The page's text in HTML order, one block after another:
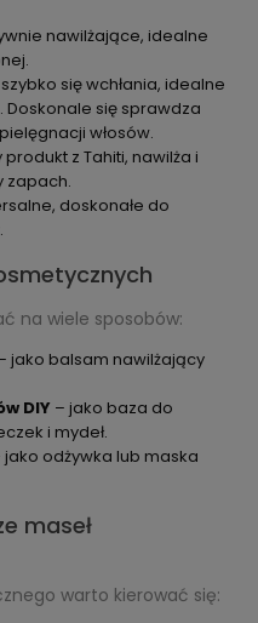
nawilżające, idealne
się wchłania, idealne
się sprawdza
włosów.
z Tahiti, nawilża i
zapach.
doskonałe do
na wiele sposobów:
jako balsam nawilżający
DIY – jako baza do
i mydeł.
jako odżywka lub maska
maseł
warto kierować się: